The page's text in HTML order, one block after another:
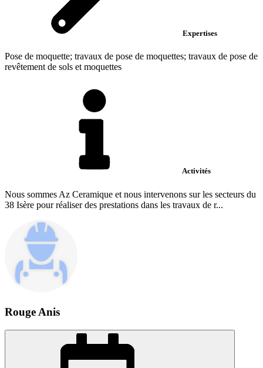
Expertises
Pose de moquette; travaux de pose de moquettes; travaux de pose de
revêtement de sols et moquettes
Activités
Nous sommes Az Ceramique et nous intervenons sur les secteurs du
38 Isère pour réaliser des prestations dans les travaux de r...
Rouge Anis